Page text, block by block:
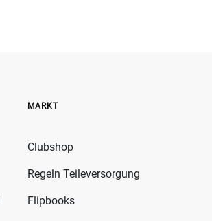
MARKT
Clubshop
Regeln Teileversorgung
Flipbooks